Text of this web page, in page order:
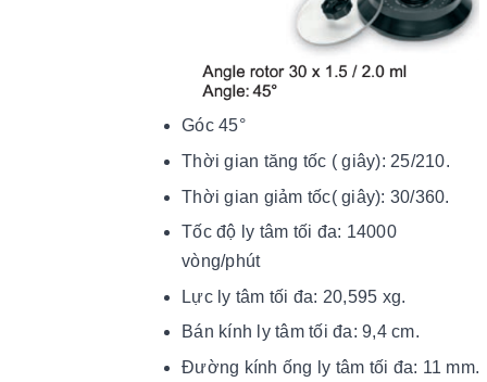
Góc 45°
Thời gian tăng tốc ( giây): 25/210.
Thời gian giảm tốc( giây): 30/360.
Tốc độ ly tâm tối đa: 14000
vòng/phút
Lực ly tâm tối đa: 20,595 xg.
Bán kính ly tâm tối đa: 9,4 cm.
Đường kính ống ly tâm tối đa: 11 mm.